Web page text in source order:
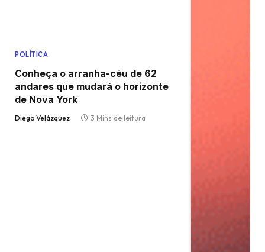
POLÍTICA
Conheça o arranha-céu de 62
andares que mudará o horizonte
de Nova York
Diego Velázquez 3 Mins de leitura